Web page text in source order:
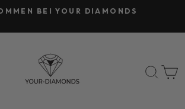
BEI YOUR DIAMONDS